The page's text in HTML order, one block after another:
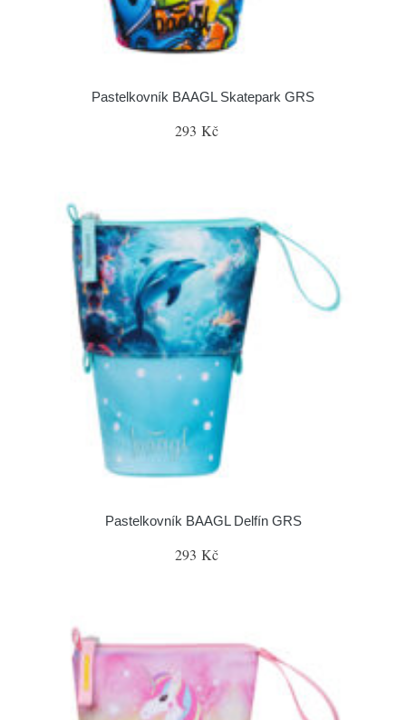
Pastelkovník BAAGL Skatepark GRS
293 Kč
Pastelkovník BAAGL Delfín GRS
293 Kč